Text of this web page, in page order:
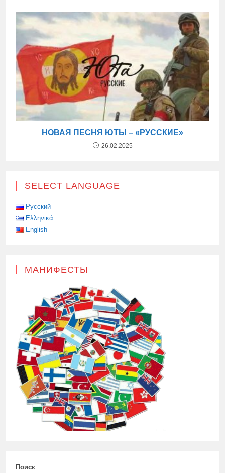
НОВАЯ ПЕСНЯ ЮТЫ – «РУССКИЕ»
26.02.2025
SELECT LANGUAGE
Русский
Ελληνικά
English
МАНИФЕСТЫ
Поиск